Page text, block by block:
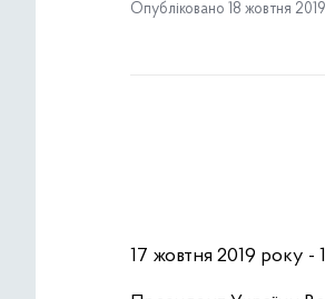
Опубліковано 18 жовтня
17 жовтня 2019 року -